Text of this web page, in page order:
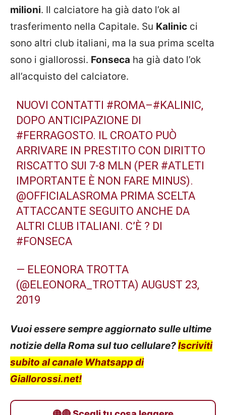
milioni. Il calciatore ha già dato l’ok al
trasferimento nella Capitale. Su Kalinic ci
sono altri club italiani, ma la sua prima scelta
sono i giallorossi. Fonseca ha già dato l’ok
all’acquisto del calciatore.
NUOVI CONTATTI #ROMA–#KALINIC,
DOPO ANTICIPAZIONE DI
#FERRAGOSTO. IL CROATO PUÒ
ARRIVARE IN PRESTITO CON DIRITTO
RISCATTO SUI 7-8 MLN (PER #ATLETI
IMPORTANTE È NON FARE MINUS).
@OFFICIALASROMA PRIMA SCELTA
ATTACCANTE SEGUITO ANCHE DA
ALTRI CLUB ITALIANI. C’È ? DI
#FONSECA
— ELEONORA TROTTA
(@ELEONORA_TROTTA)AUGUST 23,
2019
Vuoi essere sempre aggiornato sulle ultime
notizie della Roma sul tuo cellulare?Iscriviti
subito al canale Whatsapp di
Giallorossi.net!